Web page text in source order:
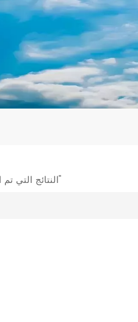
1 النتائج التي تم العثور عليها ل "بطارية 6 فولت 12 أمبير للأجهزة الطبية"